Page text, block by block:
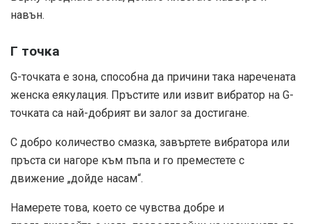
навън.
Г точка
G-точката е зона, способна да причини така наречената
женска еякулация. Пръстите или извит вибратор на G-
точката са най-добрият ви залог за достигане.
С добро количество смазка, завъртете вибратора или
пръста си нагоре към пъпа и го преместете с
движение „дойде насам“.
Намерете това, което се чувства добре и